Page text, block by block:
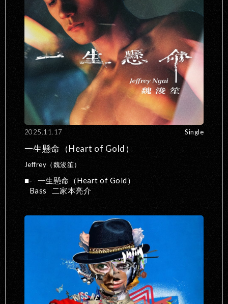
2025.11.17 Single
一生懸命（Heart of Gold）
Jeffrey（魏浚笙）
-
一生懸命（Heart of Gold）
Bass
二家本亮介